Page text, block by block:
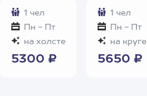
1 чел
Пн - Пт
на холсте
5300 ₽
1 чел
Пн - Пт
на круге
5650 ₽